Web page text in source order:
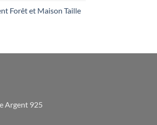
Forêt et Maison Taille
Argent 925